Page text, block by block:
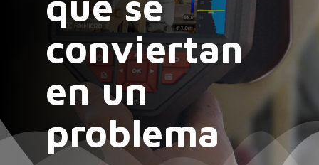
conviertan
en un
problema